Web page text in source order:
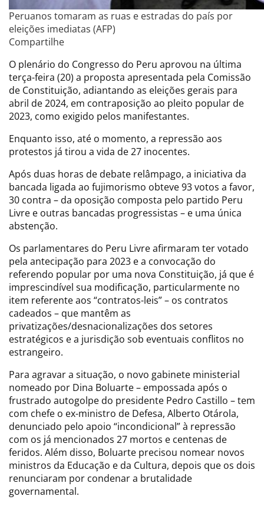
Peruanos tomaram as ruas e estradas do país por
eleições imediatas (AFP)
Compartilhe
O plenário do Congresso do Peru aprovou na última
terça-feira (20) a proposta apresentada pela Comissão
de Constituição, adiantando as eleições gerais para
abril de 2024, em contraposição ao pleito popular de
2023, como exigido pelos manifestantes.
Enquanto isso, até o momento, a repressão aos
protestos já tirou a vida de 27 inocentes.
Após duas horas de debate relâmpago, a iniciativa da
bancada ligada ao fujimorismo obteve 93 votos a favor,
30 contra – da oposição composta pelo partido Peru
Livre e outras bancadas progressistas – e uma única
abstenção.
Os parlamentares do Peru Livre afirmaram ter votado
pela antecipação para 2023 e a convocação do
referendo popular por uma nova Constituição, já que é
imprescindível sua modificação, particularmente no
item referente aos “contratos-leis” – os contratos
cadeados – que mantêm as
privatizações/desnacionalizações dos setores
estratégicos e a jurisdição sob eventuais conflitos no
estrangeiro.
Para agravar a situação, o novo gabinete ministerial
nomeado por Dina Boluarte – empossada após o
frustrado autogolpe do presidente Pedro Castillo – tem
com chefe o ex-ministro de Defesa, Alberto Otárola,
denunciado pelo apoio “incondicional” à repressão
com os já mencionados 27 mortos e centenas de
feridos. Além disso, Boluarte precisou nomear novos
ministros da Educação e da Cultura, depois que os dois
renunciaram por condenar a brutalidade
governamental.